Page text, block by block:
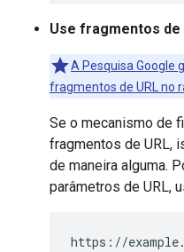
Use fragmentos
A Pesquisa Google
fragmentos de URL no
Se o mecanismo de
fragmentos de URL,
de maneira alguma.
parâmetros de URL,
https://